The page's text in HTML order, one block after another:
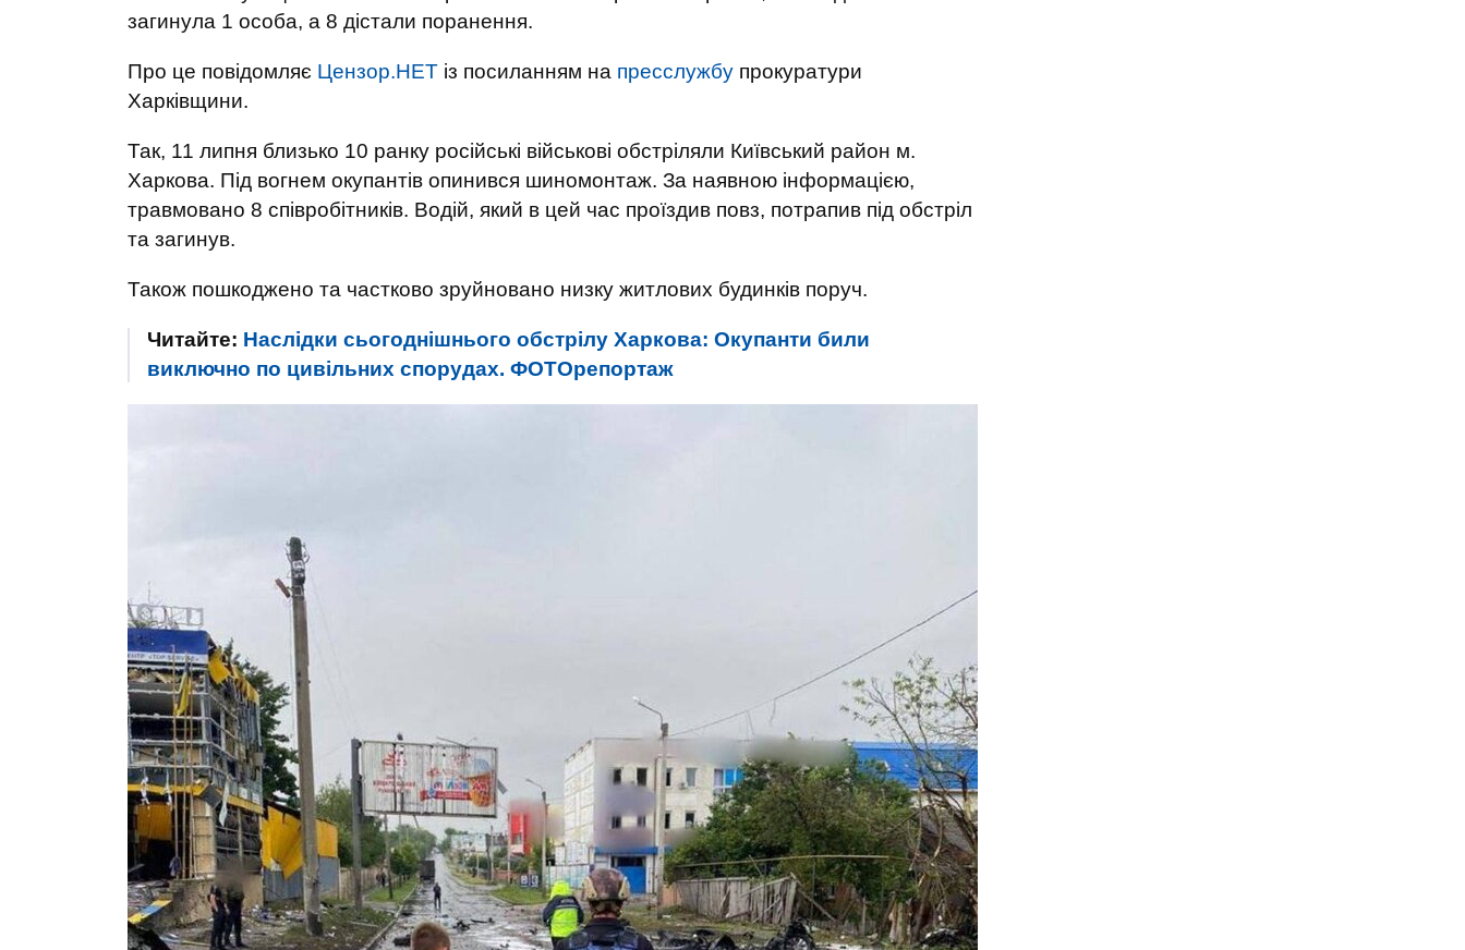
загинула 1 особа, а 8 дістали поранення.
Про це повідомляє Цензор.НЕТ із посиланням на пресслужбу прокуратури
Харківщини.
Так, 11 липня близько 10 ранку російські військові обстріляли Київський район м.
Харкова. Під вогнем окупантів опинився шиномонтаж. За наявною інформацією,
травмовано 8 співробітників. Водій, який в цей час проїздив повз, потрапив під обстріл
та загинув.
Також пошкоджено та частково зруйновано низку житлових будинків поруч.
Читайте: Наслідки сьогоднішнього обстрілу Харкова: Окупанти били
виключно по цивільних спорудах. ФОТОрепортаж